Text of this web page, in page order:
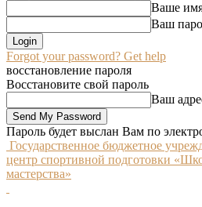
Ваше имя
Ваш
Forgot your password? Get help
восстановление пароля
Восстановите свой пароль
Ваш
Пароль будет выслан Вам по
Государственное бюджетное
центр спортивной подготовки
мастерства»